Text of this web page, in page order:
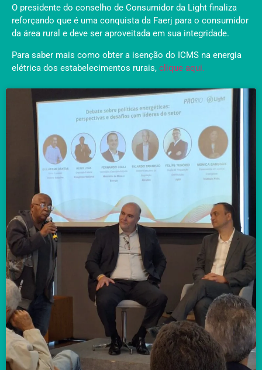
O presidente do conselho de Consumidor da Light finaliza
reforçando que é uma conquista da Faerj para o consumidor
da área rural e deve ser aproveitada em sua integridade.
Para saber mais como obter a isenção do ICMS na energia
elétrica dos estabelecimentos rurais, clique aqui.